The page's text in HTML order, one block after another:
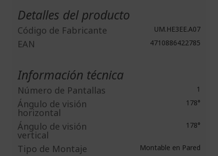
Detalles del producto
Código de Fabricante UM.HE3EE.A07
EAN 4710886422785
Información técnica
Número de Pantallas 1
Ángulo de visión
horizontal
178°
Ángulo de visión
vertical
178°
Tipo de Montaje Montable en Pared